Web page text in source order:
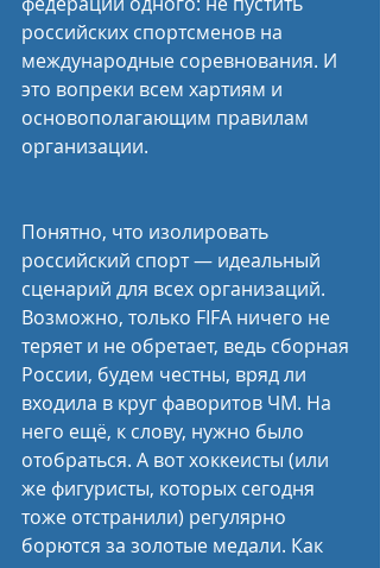
российских спортсменов на
международные соревнования. И
это вопреки всем хартиям и
основополагающим правилам
организации.
Понятно, что изолировать
российский спорт — идеальный
сценарий для всех организаций.
Возможно, только FIFA ничего не
теряет и не обретает, ведь сборная
России, будем честны, вряд ли
входила в круг фаворитов ЧМ. На
него ещё, к слову, нужно было
отобраться. А вот хоккеисты (или
же фигуристы, которых сегодня
тоже отстранили) регулярно
борются за золотые медали. Как